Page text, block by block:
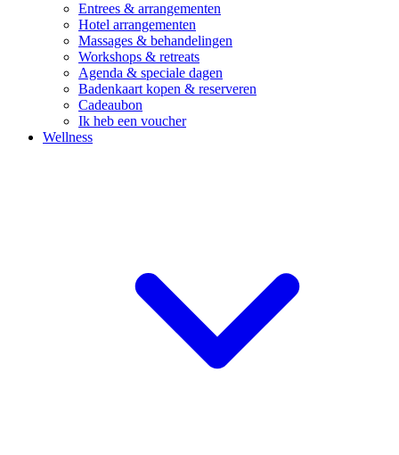
Entrees & arrangementen
Hotel arrangementen
Massages & behandelingen
Workshops & retreats
Agenda & speciale dagen
Badenkaart kopen & reserveren
Cadeaubon
Ik heb een voucher
Wellness